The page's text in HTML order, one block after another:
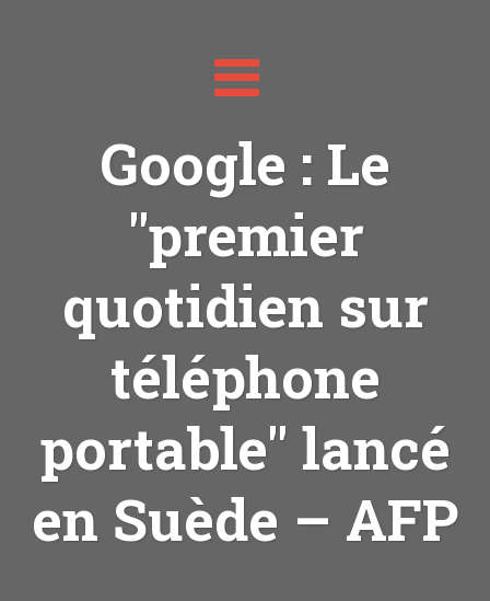
Toggle
navigation
Google : Le
"premier
quotidien sur
téléphone
portable" lancé
en Suède – AFP